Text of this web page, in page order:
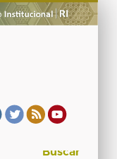
Buscar